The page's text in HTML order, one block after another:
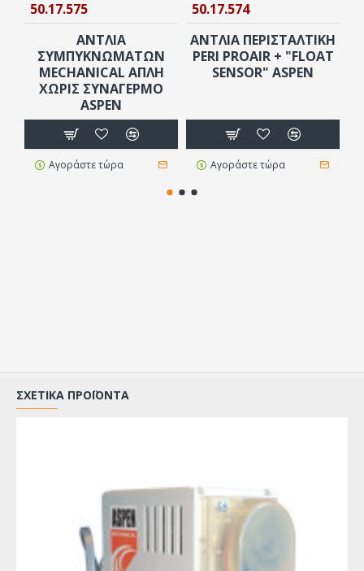
50.17.575
ΑΝΤΛΙΑ
ΣΥΜΠΥΚΝΩΜΑΤΩΝ
MECHANICAL ΑΠΛΗ
ΧΩΡΙΣ ΣΥΝΑΓΕΡΜΟ
ASPEN
Αγοράστε τώρα
50.17.574
ΑΝΤΛΙΑ ΠΕΡΙΣΤΑΛΤΙΚΗ
PERI PROAIR + "FLOAT
SENSOR" ASPEN
Αγοράστε τώρα
ΣΧΕΤΙΚΆ ΠΡΟΪΌΝΤΑ